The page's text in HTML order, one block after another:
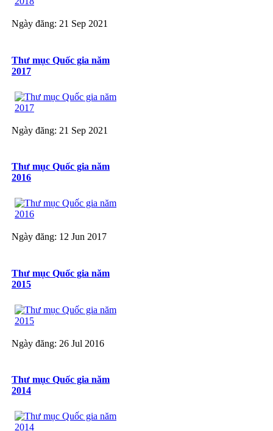
Ngày đăng: 21 Sep 2021
Thư mục Quốc gia năm
2017
Ngày đăng: 21 Sep 2021
Thư mục Quốc gia năm
2016
Ngày đăng: 12 Jun 2017
Thư mục Quốc gia năm
2015
Ngày đăng: 26 Jul 2016
Thư mục Quốc gia năm
2014